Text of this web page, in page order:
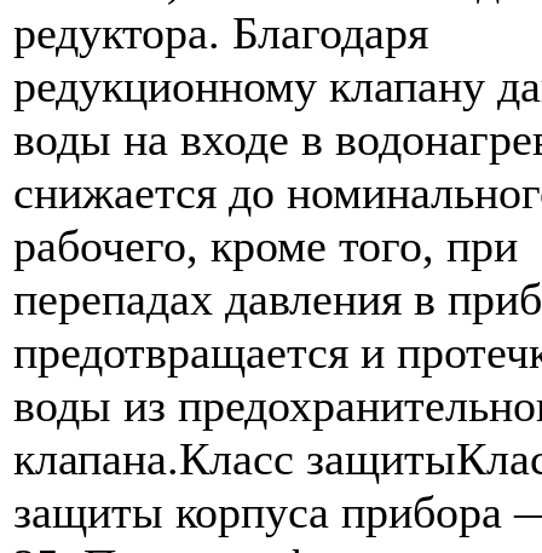
редуктора. Благодаря
редукционному клапану
воды на входе в
снижается до
рабочего, кроме того, при
перепадах давления в
предотвращается и
воды из
клапана.Класс
защиты корпуса прибора